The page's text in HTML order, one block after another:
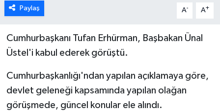
Paylaş A- A+
Cumhurbaşkanı Tufan Erhürman, Başbakan Ünal
Üstel'i kabul ederek görüştü.
Cumhurbaşkanlığı'ndan yapılan açıklamaya göre,
devlet geleneği kapsamında yapılan olağan
görüşmede, güncel konular ele alındı.
GÜNEY KIBRIS
İÇ HABERLER
KÜLTÜR SANAT